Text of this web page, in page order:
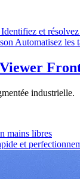
Identifiez et
Automatisez les
industrielle.
mains libres
et